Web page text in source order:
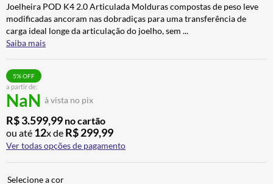
Joelheira POD K4 2.0 Articulada Molduras compostas de peso leve
modificadas ancoram nas dobradiças para uma transferência de
carga ideal longe da articulação do joelho, sem ...
Saiba mais
a partir de:
NaN à vista no pix
5% OFF
R$3.599,99 no cartão
ou até 12x de R$299,99
Ver todas opções de pagamento
6º BAU
7 º CALÇA
8º ALPINESTAR
9º
10º BOTAS